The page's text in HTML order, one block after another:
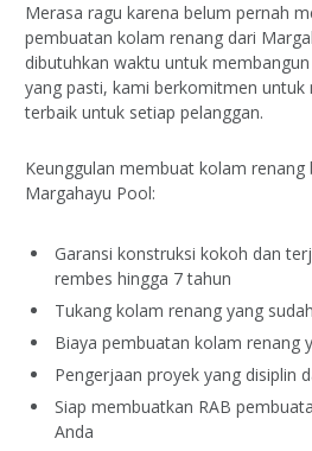
Merasa ragu karena belum pernah
pembuatan kolam renang dari
dibutuhkan waktu untuk
yang pasti, kami berkomitmen untuk
terbaik untuk setiap pelanggan.
Keunggulan membuat kolam
Margahayu Pool:
Garansi konstruksi kokoh dan
rembes hingga 7 tahun
Tukang kolam renang yang
Biaya pembuatan kolam renang
Pengerjaan proyek yang disiplin
Siap membuatkan RAB
Anda